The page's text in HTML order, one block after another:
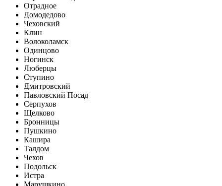
Отрадное
Домодедово
Чеховский
Клин
Волоколамск
Одинцово
Ногинск
Люберцы
Ступино
Дмитровский
Павловский Посад
Серпухов
Щелково
Бронницы
Пушкино
Кашира
Талдом
Чехов
Подольск
Истра